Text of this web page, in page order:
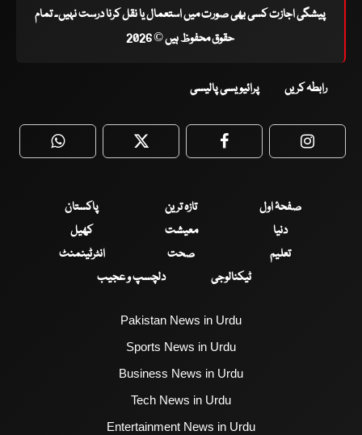
پیشگی اجازت کسی بھی صورت میں استعمال یا نقل کرنا درست نہیں۔ تمام
حقوق محفوظ ہیں © 2026
رابطہ کریں پرائیویسی پالیسی
WhatsApp Twitter Facebook
صفحۂ اول تازہ ترین
پاکستان
دنیا
معیشت
کھیل
تعلیم
صحت
انٹرٹینمنٹ
ٹیکنالوجی
دلچسپ و عجیب
Pakistan News in Urdu
Sports News in Urdu
Business News in Urdu
Tech News in Urdu
Entertainment News in Urdu